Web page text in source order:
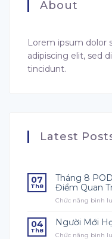
About
Lorem ipsum dolor
adipiscing elit, sed
tincidunt.
Latest
07
Th8
Tháng 8
Điểm Quan
Chức năng bình
04
Th8
Người Mới
Chức năng bình